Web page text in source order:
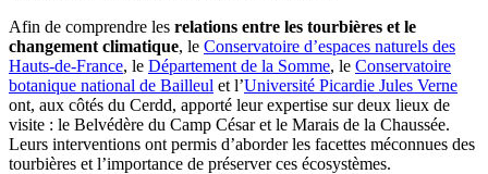
Afin de comprendre les relations entre les tourbières et le
changement climatique, le Conservatoire d’espaces naturels des
Hauts-de-France, le Département de la Somme, le Conservatoire
botanique national de Bailleul et l’Université Picardie Jules Verne
ont, aux côtés du Cerdd, apporté leur expertise sur deux lieux de
visite : le Belvédère du Camp César et le Marais de la Chaussée.
Leurs interventions ont permis d’aborder les facettes méconnues des
tourbières et l’importance de préserver ces écosystèmes.